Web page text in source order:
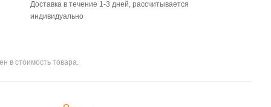
Доставка в течение 1-3 дней, рассчитывается
индивидуально
в стоимость товара.